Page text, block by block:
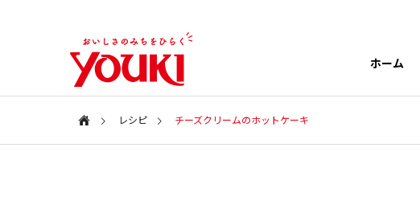
ホーム
レシピ チーズクリームのホットケーキ